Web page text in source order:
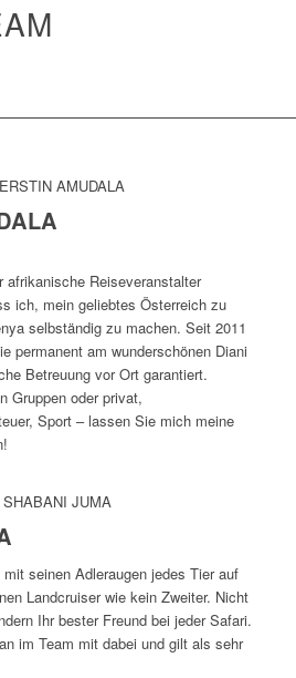
afrikanische Reiseveranstalter
ich, mein geliebtes Österreich zu
selbständig zu machen. Seit 2011
permanent am wunderschönen Diani
Betreuung vor Ort garantiert.
Gruppen oder privat,
Sport – lassen Sie mich meine
seinen Adleraugen jedes Tier auf
Landcruiser wie kein Zweiter. Nicht
Ihr bester Freund bei jeder Safari.
im Team mit dabei und gilt als sehr